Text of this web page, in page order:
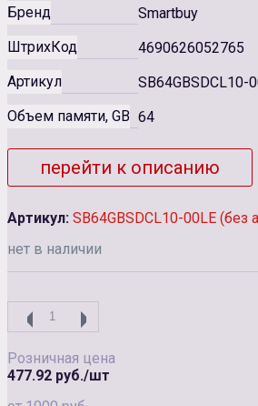
Бренд
Smartbuy
ШтрихКод
4690626052765
Артикул
SB64GBSDCL10-
Объем памяти, GB 64
перейти к описанию
Артикул: SB64GBSDCL10-00LE (без
нет в наличии
Розничная цена
477.92 руб./шт